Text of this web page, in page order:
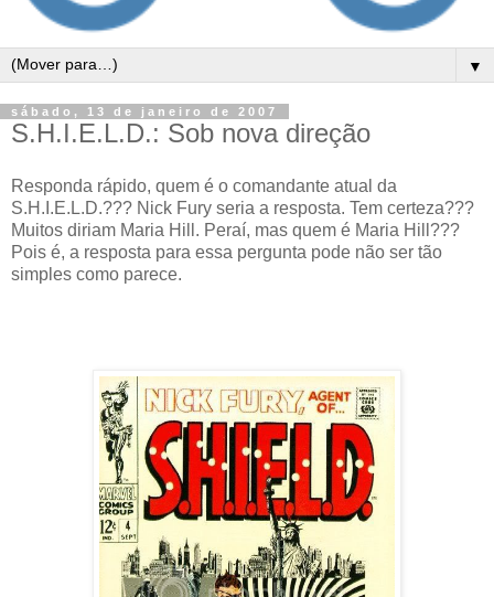
▼
sábado, 13 de janeiro de 2007
S.H.I.E.L.D.: Sob nova direção
Responda rápido, quem é o comandante atual da
S.H.I.E.L.D.??? Nick Fury seria a resposta. Tem certeza???
Muitos diriam Maria Hill. Peraí, mas quem é Maria Hill???
Pois é, a resposta para essa pergunta pode não ser tão
simples como parece.